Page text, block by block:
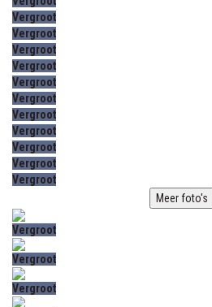
Vergroot
Vergroot
Vergroot
Vergroot
Vergroot
Vergroot
Vergroot
Vergroot
Vergroot
Vergroot
Vergroot
Meer foto's
Vergroot
Vergroot
Vergroot